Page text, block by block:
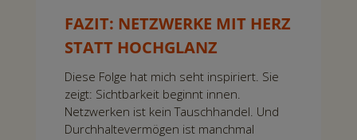
FAZIT: NETZWERKE MIT HERZ
STATT HOCHGLANZ
Diese Folge hat mich seht inspiriert. Sie
zeigt: Sichtbarkeit beginnt innen.
Netzwerken ist kein Tauschhandel. Und
Durchhaltevermögen ist manchmal